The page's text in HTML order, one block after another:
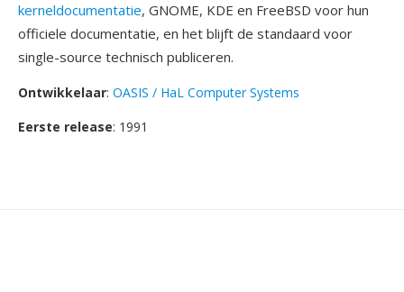
kerneldocumentatie, GNOME, KDE en FreeBSD voor hun
officiele documentatie, en het blijft de standaard voor
single-source technisch publiceren.
Ontwikkelaar: OASIS / HaL Computer Systems
Eerste release: 1991